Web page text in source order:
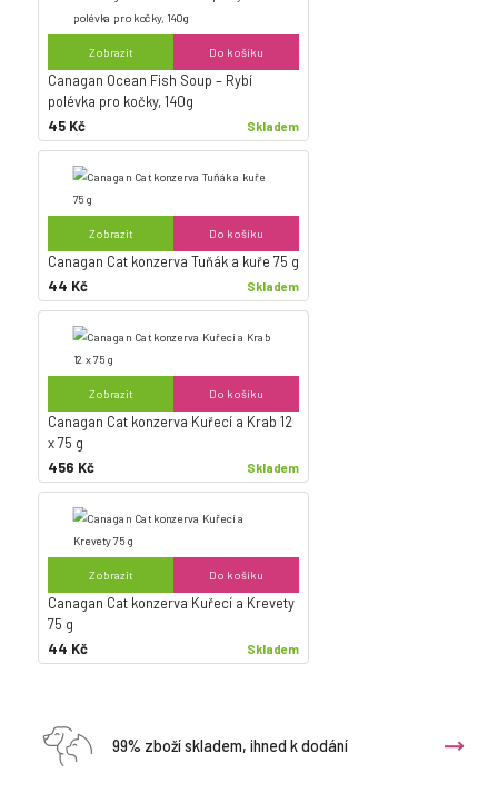
Zobrazit Do košíku
Canagan Ocean Fish Soup – Rybí
polévka pro kočky, 140g
45 Kč
Skladem
Zobrazit Do košíku
Canagan Cat konzerva Tuňák a kuře 75 g
44 Kč
Skladem
Zobrazit Do košíku
Canagan Cat konzerva Kuřecí a Krab 12
x 75 g
456 Kč
Skladem
Zobrazit Do košíku
Canagan Cat konzerva Kuřecí a Krevety
75 g
44 Kč
Skladem
99% zboží skladem, ihned k dodání